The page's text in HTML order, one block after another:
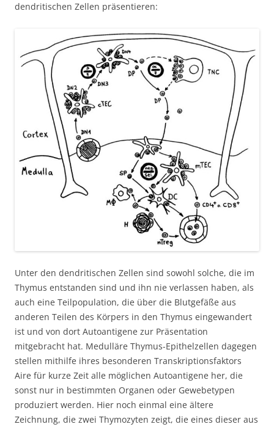
dendritischen Zellen präsentieren:
Unter den dendritischen Zellen sind sowohl solche, die im
Thymus entstanden sind und ihn nie verlassen haben, als
auch eine Teilpopulation, die über die Blutgefäße aus
anderen Teilen des Körpers in den Thymus eingewandert
ist und von dort Autoantigene zur Präsentation
mitgebracht hat. Medulläre Thymus-Epithelzellen dagegen
stellen mithilfe ihres besonderen Transkriptionsfaktors
Aire für kurze Zeit alle möglichen Autoantigene her, die
sonst nur in bestimmten Organen oder Gewebetypen
produziert werden. Hier noch einmal eine ältere
Zeichnung, die zwei Thymozyten zeigt, die eines dieser aus